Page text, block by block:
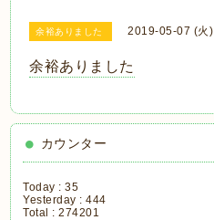
余裕ありました 2019-05-07 (火)
余裕ありました
カウンター
Today :35
Yesterday :444
Total :274201